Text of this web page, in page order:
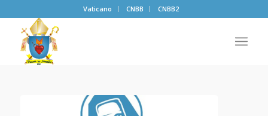
Vaticano CNBB CNBB2